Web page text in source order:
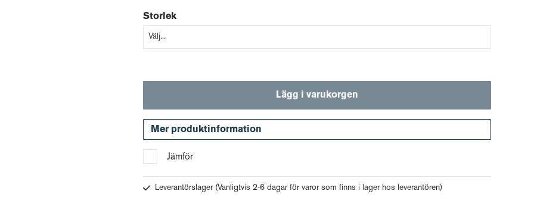
Storlek
Lägg i varukorgen
Mer produktinformation
Jämför
Leverantörslager (Vanligtvis 2-6 dagar för varor som finns i lager hos leverantören)